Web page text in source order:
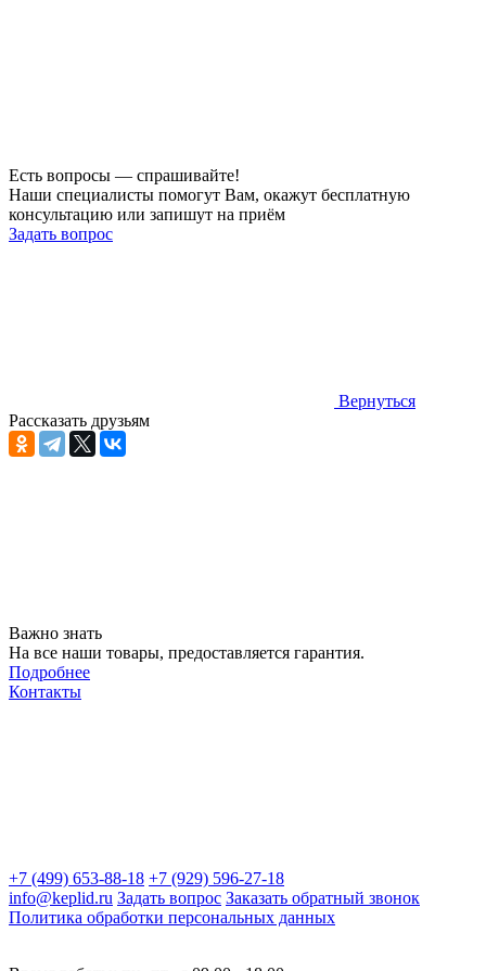
Есть вопросы — спрашивайте!
Наши специалисты помогут Вам, окажут бесплатную
консультацию или запишут на приём
Задать вопрос
Вернуться
Рассказать друзьям
Важно знать
На все наши товары, предоставляется гарантия.
Подробнее
Контакты
+7 (499) 653-88-18 +7 (929) 596-27-18
info@keplid.ru Задать вопрос Заказать обратный звонок
Политика обработки персональных данных